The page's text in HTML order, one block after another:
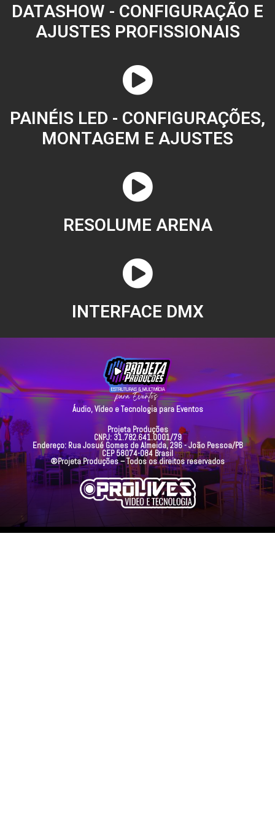
DATASHOW - CONFIGURAÇÃO E
AJUSTES PROFISSIONAIS
PAINÉIS LED - CONFIGURAÇÕES,
MONTAGEM E AJUSTES
RESOLUME ARENA
INTERFACE DMX
Áudio, Vídeo e Tecnologia para Eventos
Projeta Produções
CNPJ: 31.782.641.0001/79
Endereço: Rua Josué Gomes de Almeida, 296 - João Pessoa/PB
CEP 58074-084 Brasil
®Projeta Produções – Todos os direitos reservados